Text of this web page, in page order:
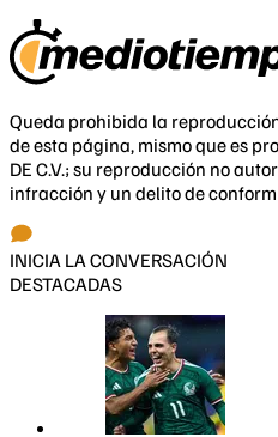
Queda prohibida la
de esta página, mismo que es
DE C.V.; su reproducción no
infracción y un delito de
INICIA LA CONVERSACIÓN
DESTACADAS